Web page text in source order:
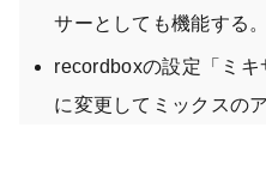
サーとしても機能する。
recordboxの設定「ミ
に変更してミックスの